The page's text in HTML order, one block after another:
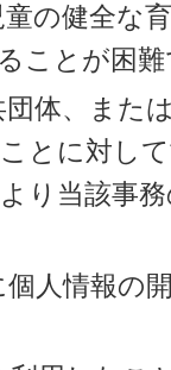
の健全な
ことが困
体、また
とに対し
り当該事
人情報の